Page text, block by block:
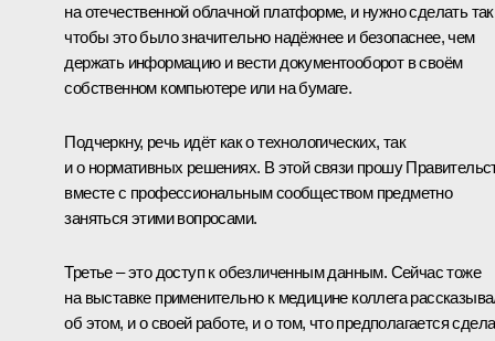
на отечественной облачной платформе, и нужно сделать
чтобы это было значительно надёжнее и безопаснее, чем
держать информацию и вести документооборот в своём
собственном компьютере или на бумаге.
Подчеркну, речь идёт как о технологических, так
и о нормативных решениях. В этой связи прошу
вместе с профессиональным сообществом предметно
заняться этими вопросами.
Третье – это доступ к обезличенным данным. Сейчас тоже
на выставке применительно к медицине коллега
об этом, и о своей работе, и о том, что предполагается